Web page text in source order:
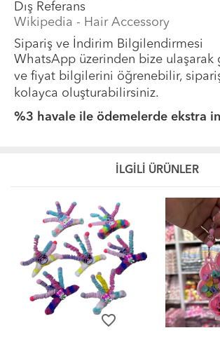
Dış Referans
Wikipedia - Hair Accessory
Sipariş ve İndirim Bilgilendirmesi
WhatsApp üzerinden bize ulaşarak
ve fiyat bilgilerini öğrenebilir,
kolayca oluşturabilirsiniz.
%3 havale ile ödemelerde ekstra
İLGİLİ ÜRÜNLER
favorite_border